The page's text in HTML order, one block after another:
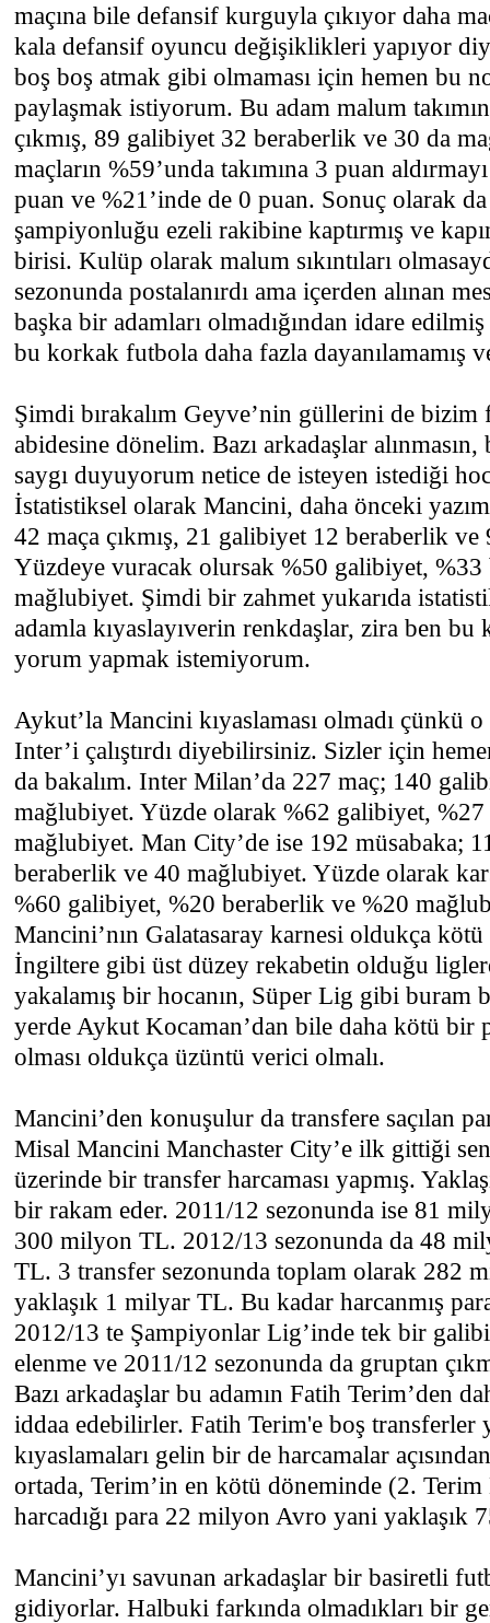
maçına bile defansif kurguyla çıkıyor daha
kala defansif oyuncu değişiklikleri yapıyor
boş boş atmak gibi olmaması için hemen bu
paylaşmak istiyorum. Bu adam malum
çıkmış, 89 galibiyet 32 beraberlik ve 30 da
maçların %59’unda takımına 3 puan
puan ve %21’inde de 0 puan. Sonuç olarak
şampiyonluğu ezeli rakibine kaptırmış ve
birisi. Kulüp olarak malum sıkıntıları
sezonunda postalanırdı ama içerden alınan
başka bir adamları olmadığından idare
bu korkak futbola daha fazla dayanılamamış
Şimdi bırakalım Geyve’nin güllerini de
abidesine dönelim. Bazı arkadaşlar
saygı duyuyorum netice de isteyen istediği
İstatistiksel olarak Mancini, daha önceki
42 maça çıkmış, 21 galibiyet 12 beraberlik ve
Yüzdeye vuracak olursak %50 galibiyet,
mağlubiyet. Şimdi bir zahmet yukarıda
adamla kıyaslayıverin renkdaşlar, zira ben bu
yorum yapmak istemiyorum.
Aykut’la Mancini kıyaslaması olmadı çünkü
Inter’i çalıştırdı diyebilirsiniz. Sizler için
da bakalım. Inter Milan’da 227 maç; 140
mağlubiyet. Yüzde olarak %62 galibiyet,
mağlubiyet. Man City’de ise 192 müsabaka;
beraberlik ve 40 mağlubiyet. Yüzde olarak
%60 galibiyet, %20 beraberlik ve %20
Mancini’nın Galatasaray karnesi oldukça
İngiltere gibi üst düzey rekabetin olduğu
yakalamış bir hocanın, Süper Lig gibi buram
yerde Aykut Kocaman’dan bile daha kötü bir
olması oldukça üzüntü verici olmalı.
Mancini’den konuşulur da transfere saçılan
Misal Mancini Manchaster City’e ilk gittiği
üzerinde bir transfer harcaması yapmış.
bir rakam eder. 2011/12 sezonunda ise 81
300 milyon TL. 2012/13 sezonunda da 48
TL. 3 transfer sezonunda toplam olarak 282
yaklaşık 1 milyar TL. Bu kadar harcanmış
2012/13 te Şampiyonlar Lig’inde tek bir
elenme ve 2011/12 sezonunda da gruptan
Bazı arkadaşlar bu adamın Fatih Terim’den
iddaa edebilirler. Fatih Terim'e boş transferler
kıyaslamaları gelin bir de harcamalar
ortada, Terim’in en kötü döneminde (2.
harcadığı para 22 milyon Avro yani yaklaşık
Mancini’yı savunan arkadaşlar bir basiretli
gidiyorlar. Halbuki farkında olmadıkları bir